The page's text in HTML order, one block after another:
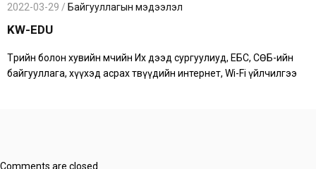
2022-03-29 / Байгууллагын мэдээлэл
KW-EDU
Төрийн болон хувийн өмчийн Их дээд сургуулиуд, ЕБС, СӨБ-ийн
байгууллага, хүүхэд асрах төвүүдийн интернет, Wi-Fi үйлчилгээ
Comments are closed